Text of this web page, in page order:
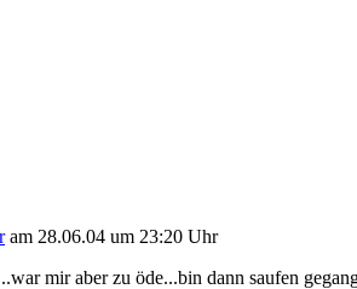
am 28.06.04 um 23:20 Uhr
mir aber zu öde...bin dann saufen